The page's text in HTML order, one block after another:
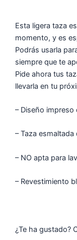
Esta ligera taza
momento, y es
Podrás usarla
siempre que te
Pide ahora tus
llevarla en tu
– Diseño
– Taza esmaltada
– NO apta para
– Revestimiento
¿Te ha gustado?